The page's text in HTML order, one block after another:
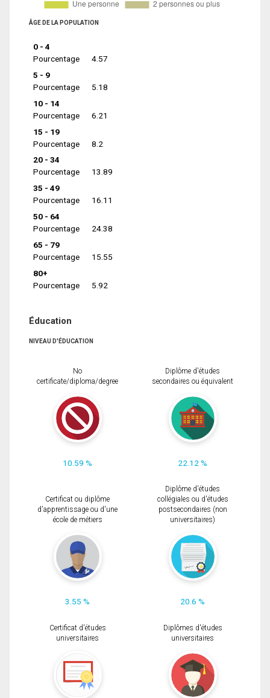
ÂGE DE LA POPULATION
0 - 4
Pourcentage
4.57
5 - 9
Pourcentage
5.18
10 - 14
Pourcentage
6.21
15 - 19
Pourcentage
8.2
20 - 34
Pourcentage
13.89
35 - 49
Pourcentage
16.11
50 - 64
Pourcentage
24.38
65 - 79
Pourcentage
15.55
80+
Pourcentage
5.92
Éducation
NIVEAU D'ÉDUCATION
No
certificate/diploma/degree
10.59 %
Diplôme d'études
secondaires ou équivalent
22.12 %
Certificat ou diplôme
d'apprentissage ou d'une
école de métiers
3.55 %
Diplôme d'études
collégiales ou d'études
postsecondaires (non
universitaires)
20.6 %
Certificat d'études
universitaires
Diplômes d'études
universitaires